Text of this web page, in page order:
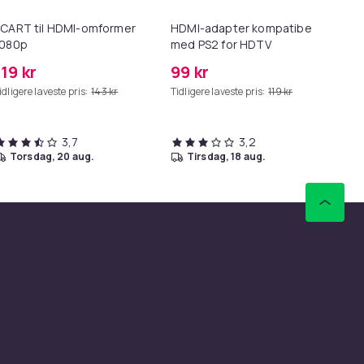
til HDMI-omformer
kr
laveste pris: 143 kr
3,7
torsdag, 20 aug.
HDMI-adapter kompatibel
med PS2 for HDTV
99 kr
Tidligere laveste pris: 119 kr
3,2
tirsdag, 18 aug.